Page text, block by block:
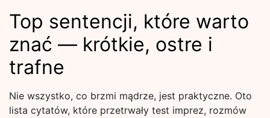
Top sentencji, które warto
znać — krótkie, ostre i
trafne
Nie wszystko, co brzmi mądrze, jest praktyczne. Oto
lista cytatów, które przetrwały test imprez, rozmów